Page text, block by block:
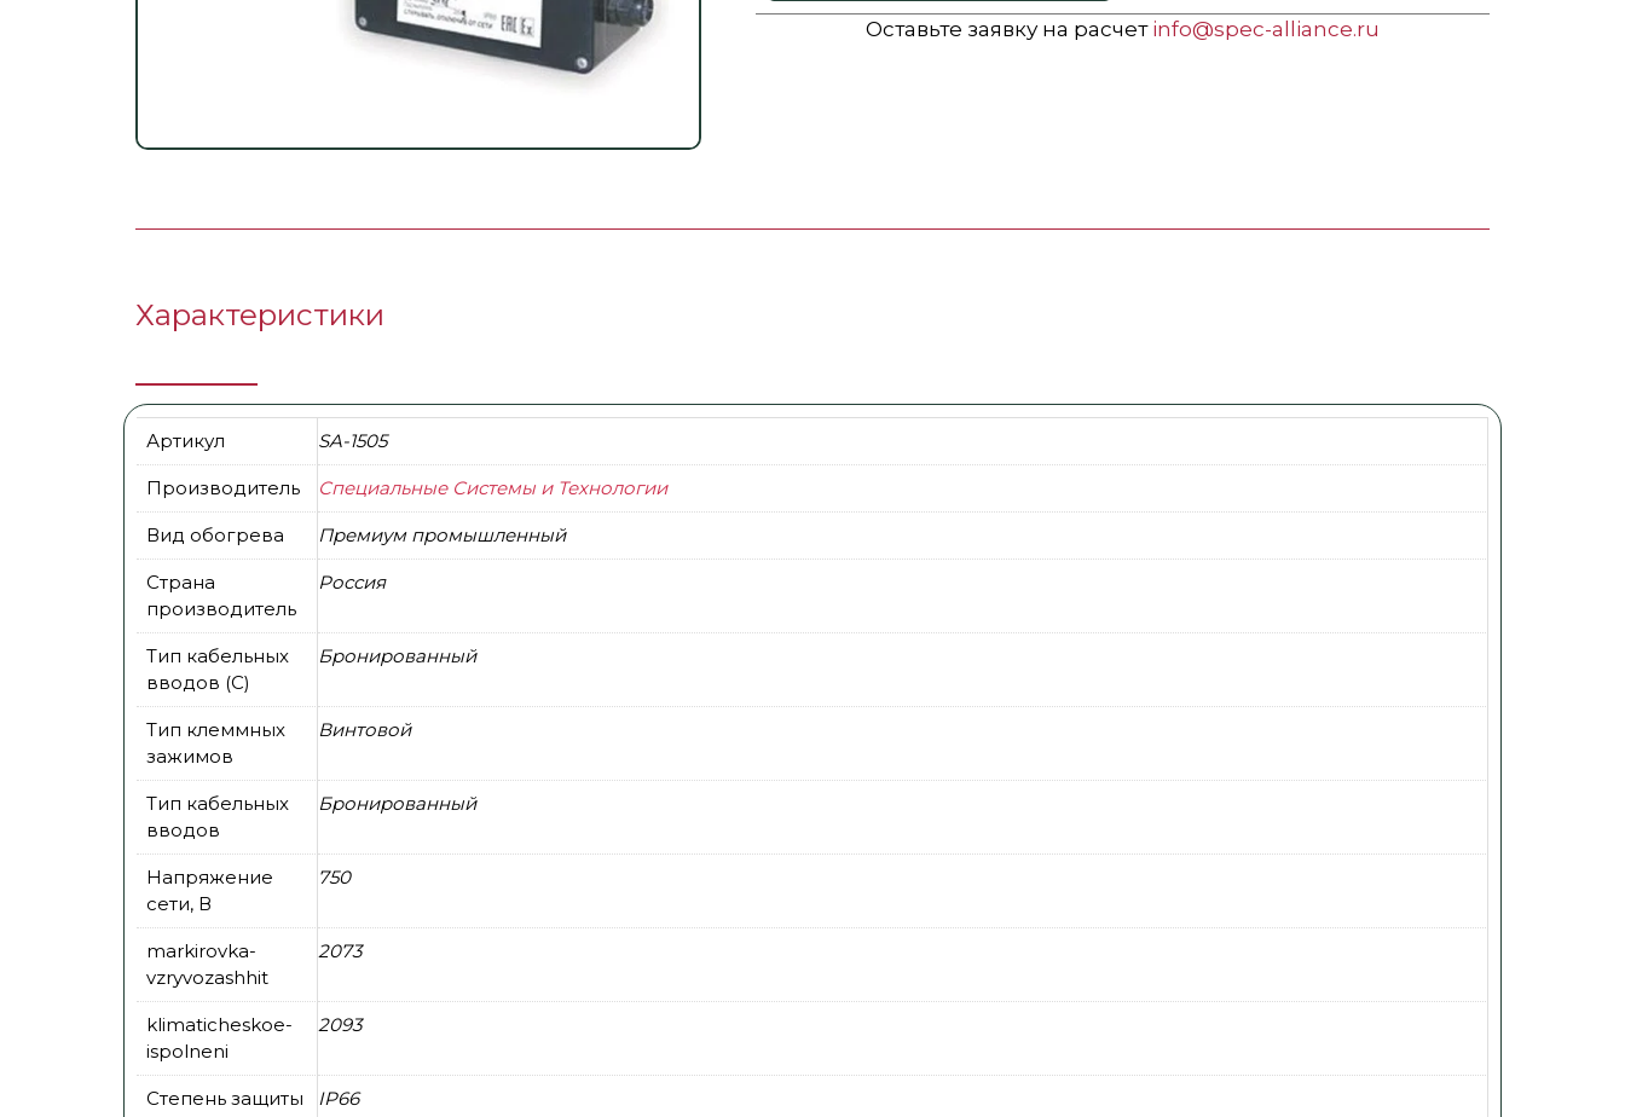
Оставьте заявку на расчет info@spec-alliance.ru
Характеристики
Артикул SA-1505
Производитель Специальные Системы и Технологии
Вид обогрева Премиум промышленный
Страна
производитель
Россия
Тип кабельных
вводов (С)
Бронированный
Тип клеммных
зажимов
Винтовой
Тип кабельных
вводов
Бронированный
Напряжение
сети, В
750
markirovka-
vzryvozashhit
2073
klimaticheskoe-
ispolneni
2093
Степень защиты IP66